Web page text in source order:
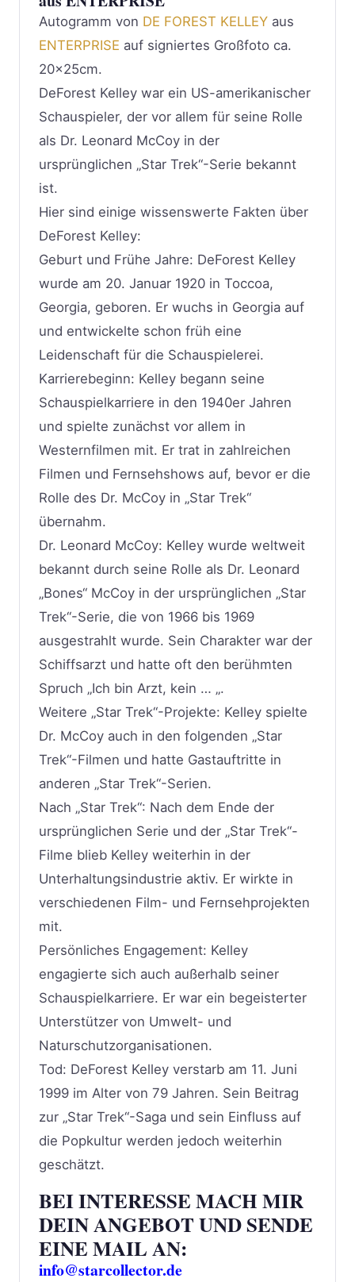
Autogramm von DE FOREST KELLEY aus
ENTERPRISE auf signiertes Großfoto ca.
20x25cm.
DeForest Kelley war ein US-amerikanischer
Schauspieler, der vor allem für seine Rolle
als Dr. Leonard McCoy in der
ursprünglichen „Star Trek“-Serie bekannt
ist.
Hier sind einige wissenswerte Fakten über
DeForest Kelley:
Geburt und Frühe Jahre: DeForest Kelley
wurde am 20. Januar 1920 in Toccoa,
Georgia, geboren. Er wuchs in Georgia auf
und entwickelte schon früh eine
Leidenschaft für die Schauspielerei.
Karrierebeginn: Kelley begann seine
Schauspielkarriere in den 1940er Jahren
und spielte zunächst vor allem in
Westernfilmen mit. Er trat in zahlreichen
Filmen und Fernsehshows auf, bevor er die
Rolle des Dr. McCoy in „Star Trek“
übernahm.
Dr. Leonard McCoy: Kelley wurde weltweit
bekannt durch seine Rolle als Dr. Leonard
„Bones“ McCoy in der ursprünglichen „Star
Trek“-Serie, die von 1966 bis 1969
ausgestrahlt wurde. Sein Charakter war der
Schiffsarzt und hatte oft den berühmten
Spruch „Ich bin Arzt, kein … „.
Weitere „Star Trek“-Projekte: Kelley spielte
Dr. McCoy auch in den folgenden „Star
Trek“-Filmen und hatte Gastauftritte in
anderen „Star Trek“-Serien.
Nach „Star Trek“: Nach dem Ende der
ursprünglichen Serie und der „Star Trek“-
Filme blieb Kelley weiterhin in der
Unterhaltungsindustrie aktiv. Er wirkte in
verschiedenen Film- und Fernsehprojekten
mit.
Persönliches Engagement: Kelley
engagierte sich auch außerhalb seiner
Schauspielkarriere. Er war ein begeisterter
Unterstützer von Umwelt- und
Naturschutzorganisationen.
Tod: DeForest Kelley verstarb am 11. Juni
1999 im Alter von 79 Jahren. Sein Beitrag
zur „Star Trek“-Saga und sein Einfluss auf
die Popkultur werden jedoch weiterhin
geschätzt.
BEI INTERESSE MACH MIR
DEIN ANGEBOT UND SENDE
EINE MAIL AN:
info@starcollector.de